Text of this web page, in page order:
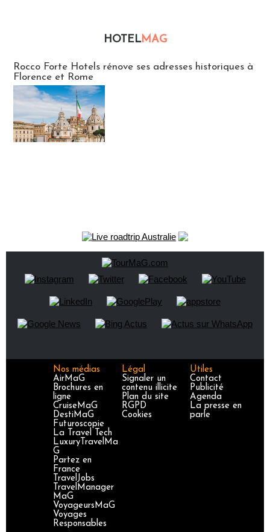
HOTELMAG
Rocco Forte Hotels rénove ses adresses historiques à
Florence et Rome
Nos médias
AirMaG
Brochures en
ligne
CruiseMaG
DestiMaG
Futuroscopie
La Travel Tech
LuxuryTravelMa
G
Partez en
France
TravelJobs
TravelManager
MaG
VoyageursMaG
Voyages
Responsables
Légal
Signaler un
contenu illicite
Plan du site
RGPD
Cookies
Utiles
Contact
Publicité
Agenda
La presse en
parle